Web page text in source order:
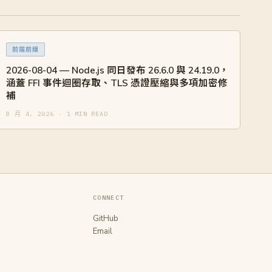
前端前線
2026-08-04 — Node.js 同日發布 26.6.0 與 24.19.0，
涵蓋 FFI 事件迴圈存取、TLS 憑證壓縮與多項加密修
補
8 月 4, 2026 · 1 MIN READ
CONNECT
GitHub
Email